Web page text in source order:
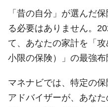
「昔の自分」が選んだ
る必要はありません。
て、あなたの家計を「
小限の保険）」の最強布
マネナビでは、特定の
アドバイザーが、あな